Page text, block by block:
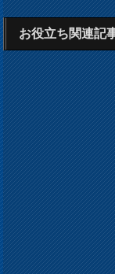
お役立ち関連記